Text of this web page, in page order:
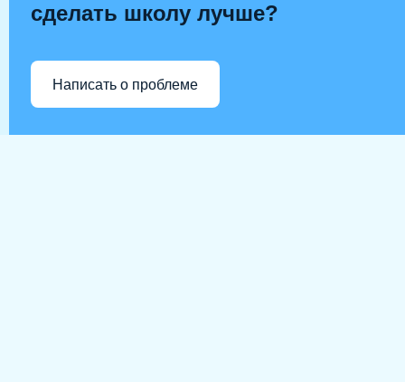
сделать школу лучше?
Написать о проблеме